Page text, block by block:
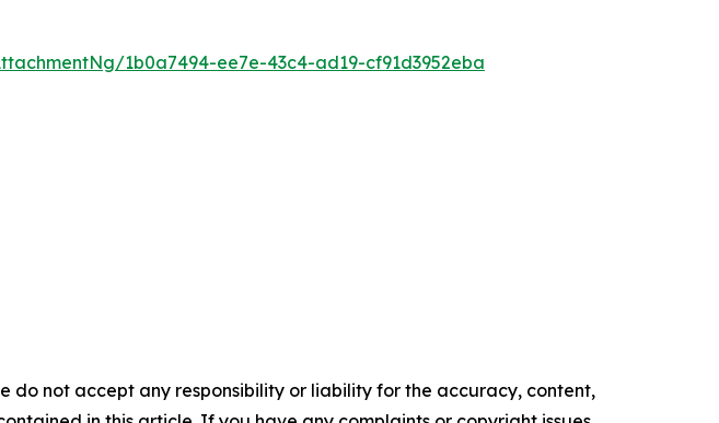
1b0a7494-ee7e-43c4-ad19-cf91d3952eba
do not accept any responsibility or liability for the accuracy, content,